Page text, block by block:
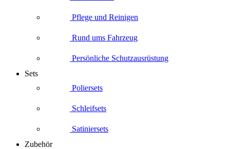
Pflege und Reinigen
Rund ums Fahrzeug
Persönliche Schutzausrüstung
Sets
Poliersets
Schleifsets
Satiniersets
Zubehör